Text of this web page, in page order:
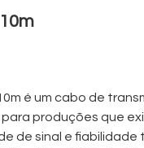
é um cabo de
produções que
de sinal e fiabilidade